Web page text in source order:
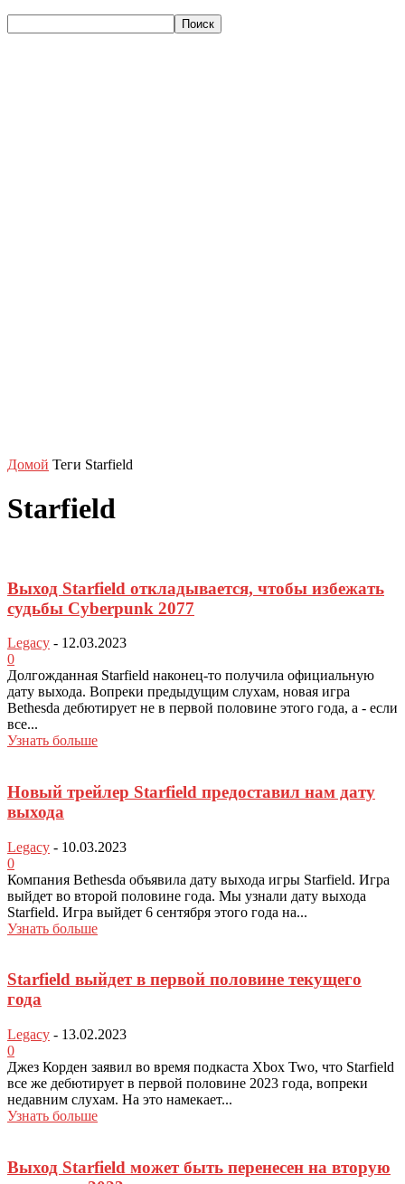
Домой Теги Starfield
Starfield
Выход Starfield откладывается, чтобы избежать
судьбы Cyberpunk 2077
Legacy - 12.03.2023
0
Долгожданная Starfield наконец-то получила официальную
дату выхода. Вопреки предыдущим слухам, новая игра
Bethesda дебютирует не в первой половине этого года, а - если
все...
Узнать больше
Новый трейлер Starfield предоставил нам дату
выхода
Legacy - 10.03.2023
0
Компания Bethesda объявила дату выхода игры Starfield. Игра
выйдет во второй половине года. Мы узнали дату выхода
Starfield. Игра выйдет 6 сентября этого года на...
Узнать больше
Starfield выйдет в первой половине текущего
года
Legacy - 13.02.2023
0
Джез Корден заявил во время подкаста Xbox Two, что Starfield
все же дебютирует в первой половине 2023 года, вопреки
недавним слухам. На это намекает...
Узнать больше
Выход Starfield может быть перенесен на вторую